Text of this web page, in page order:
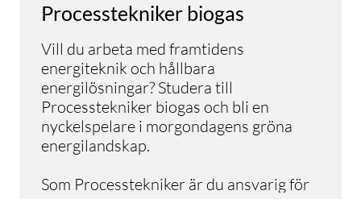
Processtekniker biogas
Vill du arbeta med framtidens
energiteknik och hållbara
energilösningar? Studera till
Processtekniker biogas och bli en
nyckelspelare i morgondagens gröna
energilandskap.
Som Processtekniker är du ansvarig för